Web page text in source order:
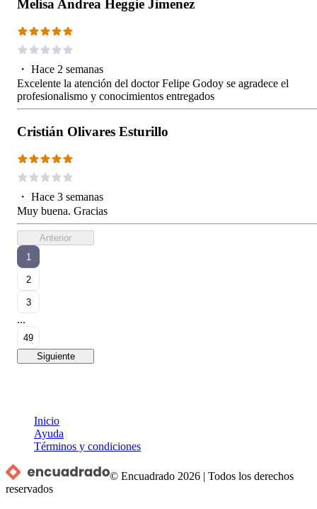
Melisa Andrea Heggie Jimenez
・ Hace 2 semanas
Excelente la atención del doctor Felipe Godoy se agradece el
profesionalismo y conocimientos entregados
Cristián Olivares Esturillo
・ Hace 3 semanas
Muy buena. Gracias
Anterior
1
2
3
...
49
Siguiente
Inicio
Ayuda
Términos y condiciones
© Encuadrado 2026 |Todos los derechos
reservados